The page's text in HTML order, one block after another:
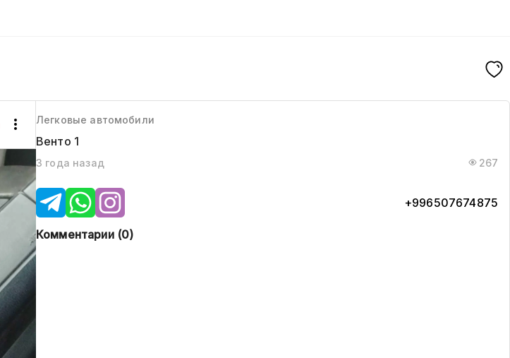
Легковые автомобили
Венто 1
3 года назад 267
+996507674875
Комментарии (0)